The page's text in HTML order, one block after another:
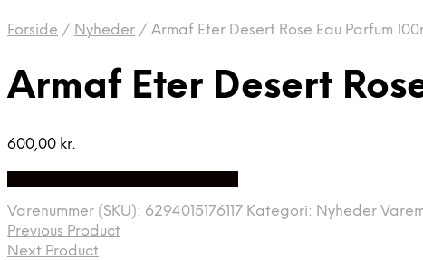
Forside / Nyheder / Armaf Eter Desert Rose Eau Parfum
Armaf Eter Desert
600,00 kr.
Varenummer (SKU): 6294015176117 Kategori: Nyheder
Previous Product
Next Product